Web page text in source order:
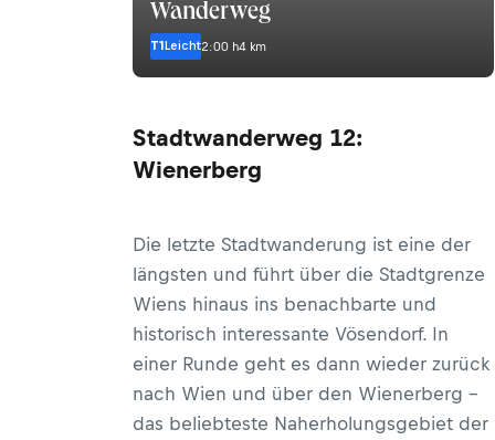
Wanderweg
T1Leicht2:00 h4 km
Stadtwanderweg 12:
Wienerberg
Die letzte Stadtwanderung ist eine der
längsten und führt über die Stadtgrenze
Wiens hinaus ins benachbarte und
historisch interessante Vösendorf. In
einer Runde geht es dann wieder zurück
nach Wien und über den Wienerberg –
das beliebteste Naherholungsgebiet der